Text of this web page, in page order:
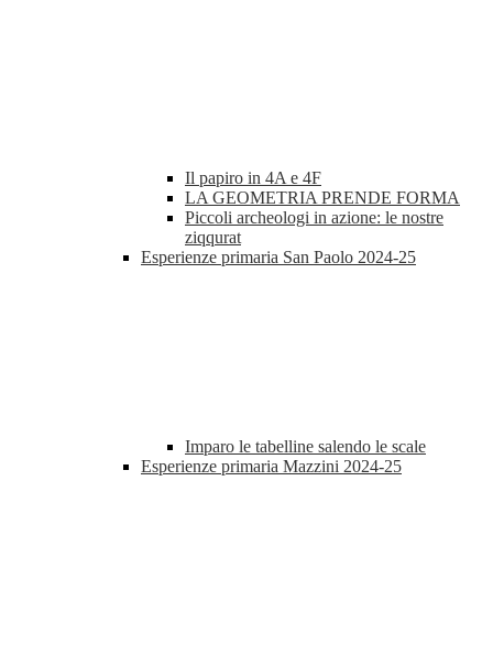
Il papiro in 4A e 4F
LA GEOMETRIA PRENDE FORMA
Piccoli archeologi in azione: le nostre
ziqqurat
Esperienze primaria San Paolo 2024-25
Imparo le tabelline salendo le scale
Esperienze primaria Mazzini 2024-25